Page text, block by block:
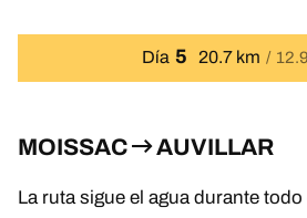
Día 5 20.7 km
MOISSAC AUVILLAR
La ruta sigue el agua durante